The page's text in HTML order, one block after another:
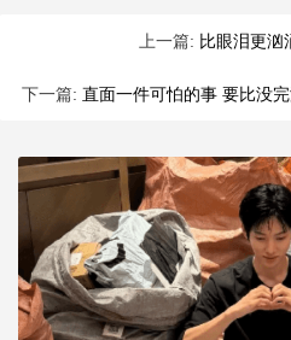
上一篇: 比眼泪更汹
下一篇: 直面一件可怕的事 要比没完